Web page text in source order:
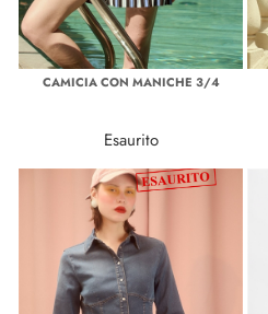
CAMICIA CON MANICHE 3/4
Esaurito